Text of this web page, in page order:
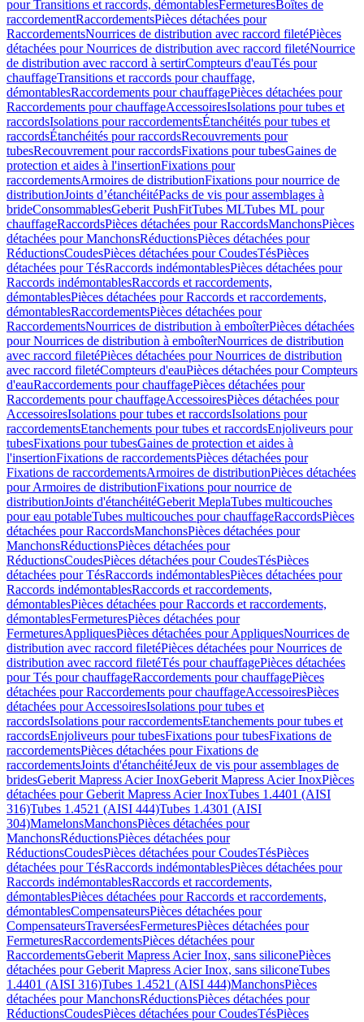
pour Transitions et raccords, démontablesFermeturesBoîtes de
raccordementRaccordementsPièces détachées pour
RaccordementsNourrices de distribution avec raccord filetéPièces
détachées pour Nourrices de distribution avec raccord filetéNourrice
de distribution avec raccord à sertirCompteurs d'eauTés pour
chauffageTransitions et raccords pour chauffage,
démontablesRaccordements pour chauffagePièces détachées pour
Raccordements pour chauffageAccessoiresIsolations pour tubes et
raccordsIsolations pour raccordementsÉtanchéités pour tubes et
raccordsÉtanchéités pour raccordsRecouvrements pour
tubesRecouvrement pour raccordsFixations pour tubesGaines de
protection et aides à l'insertionFixations pour
raccordementsArmoires de distributionFixations pour nourrice de
distributionJoints d’étanchéitéPacks de vis pour assemblages à
brideConsommablesGeberit PushFitTubes MLTubes ML pour
chauffageRaccordsPièces détachées pour RaccordsManchonsPièces
détachées pour ManchonsRéductionsPièces détachées pour
RéductionsCoudesPièces détachées pour CoudesTésPièces
détachées pour TésRaccords indémontablesPièces détachées pour
Raccords indémontablesRaccords et raccordements,
démontablesPièces détachées pour Raccords et raccordements,
démontablesRaccordementsPièces détachées pour
RaccordementsNourrices de distribution à emboîterPièces détachées
pour Nourrices de distribution à emboîterNourrices de distribution
avec raccord filetéPièces détachées pour Nourrices de distribution
avec raccord filetéCompteurs d'eauPièces détachées pour Compteurs
d'eauRaccordements pour chauffagePièces détachées pour
Raccordements pour chauffageAccessoiresPièces détachées pour
AccessoiresIsolations pour tubes et raccordsIsolations pour
raccordementsEtanchements pour tubes et raccordsEnjoliveurs pour
tubesFixations pour tubesGaines de protection et aides à
l'insertionFixations de raccordementsPièces détachées pour
Fixations de raccordementsArmoires de distributionPièces détachées
pour Armoires de distributionFixations pour nourrice de
distributionJoints d'étanchéitéGeberit MeplaTubes multicouches
pour eau potableTubes multicouches pour chauffageRaccordsPièces
détachées pour RaccordsManchonsPièces détachées pour
ManchonsRéductionsPièces détachées pour
RéductionsCoudesPièces détachées pour CoudesTésPièces
détachées pour TésRaccords indémontablesPièces détachées pour
Raccords indémontablesRaccords et raccordements,
démontablesPièces détachées pour Raccords et raccordements,
démontablesFermeturesPièces détachées pour
FermeturesAppliquesPièces détachées pour AppliquesNourrices de
distribution avec raccord filetéPièces détachées pour Nourrices de
distribution avec raccord filetéTés pour chauffagePièces détachées
pour Tés pour chauffageRaccordements pour chauffagePièces
détachées pour Raccordements pour chauffageAccessoiresPièces
détachées pour AccessoiresIsolations pour tubes et
raccordsIsolations pour raccordementsEtanchements pour tubes et
raccordsEnjoliveurs pour tubesFixations pour tubesFixations de
raccordementsPièces détachées pour Fixations de
raccordementsJoints d'étanchéitéJeux de vis pour assemblages de
bridesGeberit Mapress Acier InoxGeberit Mapress Acier InoxPièces
détachées pour Geberit Mapress Acier InoxTubes 1.4401 (AISI
316)Tubes 1.4521 (AISI 444)Tubes 1.4301 (AISI
304)MamelonsManchonsPièces détachées pour
ManchonsRéductionsPièces détachées pour
RéductionsCoudesPièces détachées pour CoudesTésPièces
détachées pour TésRaccords indémontablesPièces détachées pour
Raccords indémontablesRaccords et raccordements,
démontablesPièces détachées pour Raccords et raccordements,
démontablesCompensateursPièces détachées pour
CompensateursTraverséesFermeturesPièces détachées pour
FermeturesRaccordementsPièces détachées pour
RaccordementsGeberit Mapress Acier Inox, sans siliconePièces
détachées pour Geberit Mapress Acier Inox, sans siliconeTubes
1.4401 (AISI 316)Tubes 1.4521 (AISI 444)ManchonsPièces
détachées pour ManchonsRéductionsPièces détachées pour
RéductionsCoudesPièces détachées pour CoudesTésPièces